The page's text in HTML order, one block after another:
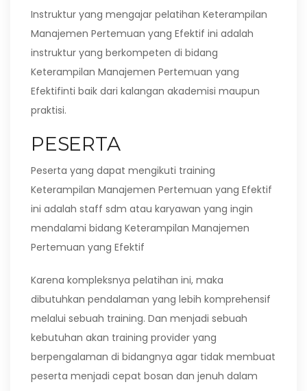
Instruktur yang mengajar pelatihan Keterampilan
Manajemen Pertemuan yang Efektif ini adalah
instruktur yang berkompeten di bidang
Keterampilan Manajemen Pertemuan yang
Efektifinti baik dari kalangan akademisi maupun
praktisi.
PESERTA
Peserta yang dapat mengikuti training
Keterampilan Manajemen Pertemuan yang Efektif
ini adalah staff sdm atau karyawan yang ingin
mendalami bidang Keterampilan Manajemen
Pertemuan yang Efektif
Karena kompleksnya pelatihan ini, maka
dibutuhkan pendalaman yang lebih komprehensif
melalui sebuah training. Dan menjadi sebuah
kebutuhan akan training provider yang
berpengalaman di bidangnya agar tidak membuat
peserta menjadi cepat bosan dan jenuh dalam